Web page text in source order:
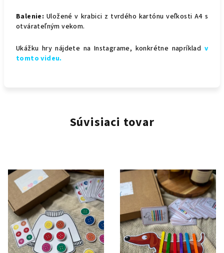
Balenie: Uložené v krabici z tvrdého kartónu veľkosti A4 s
otvárateľným vekom.
Ukážku hry nájdete na Instagrame, konkrétne napríklad v
tomto videu.
Súvisiaci tovar